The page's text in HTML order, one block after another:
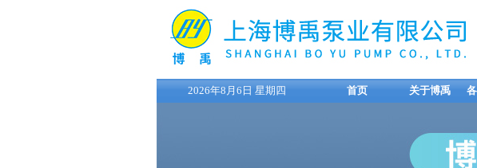
2026年8月6日 星期四 首页 关于博禹